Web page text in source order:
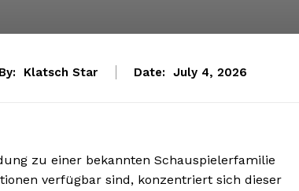
By: Klatsch Star Date: July 4, 2026
zu einer bekannten Schauspielerfamilie
verfügbar sind, konzentriert sich dieser